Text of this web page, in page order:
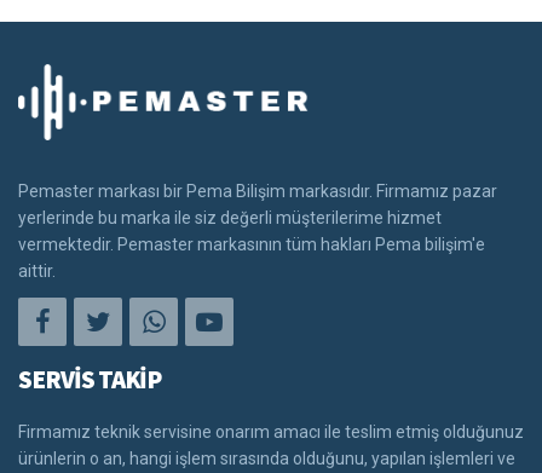
Pemaster markası bir Pema Bilişim markasıdır. Firmamız pazar
yerlerinde bu marka ile siz değerli müşterilerime hizmet
vermektedir. Pemaster markasının tüm hakları Pema bilişim'e
aittir.
SERVİS TAKİP
Firmamız teknik servisine onarım amacı ile teslim etmiş olduğunuz
ürünlerin o an, hangi işlem sırasında olduğunu, yapılan işlemleri ve